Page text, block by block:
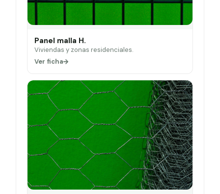
Panel malla H.
Viviendas y zonas residenciales.
Ver ficha